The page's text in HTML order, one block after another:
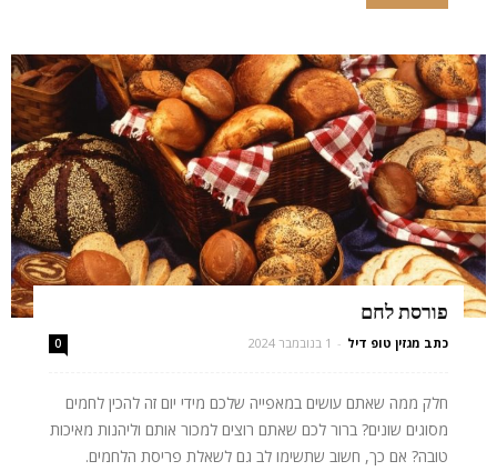
פורסת לחם
כתב מגזין טופ דיל - 1 בנובמבר 2024 0
חלק ממה שאתם עושים במאפייה שלכם מידי יום זה להכין לחמים
מסוגים שונים? ברור לכם שאתם רוצים למכור אותם וליהנות מאיכות
טובה? אם כך, חשוב שתשימו לב גם לשאלת פריסת הלחמים.